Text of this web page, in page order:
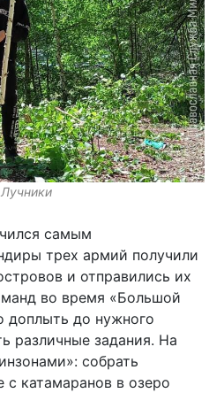
Лучники
самым
трех армий получили
и отправились их
во время «Большой
доплыть до нужного
различные задания. На
собрать
с катамаранов в озеро